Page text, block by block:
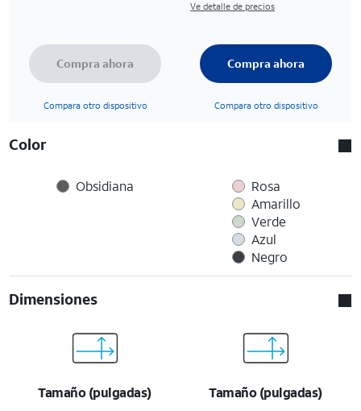
Ve detalle de precios
Compra ahora
Compara otro dispositivo
Compra ahora
Compara otro dispositivo
Color
Obsidiana
Rosa
Amarillo
Verde
Azul
Negro
Dimensiones
Tamaño (pulgadas)
Tamaño (pulgadas)